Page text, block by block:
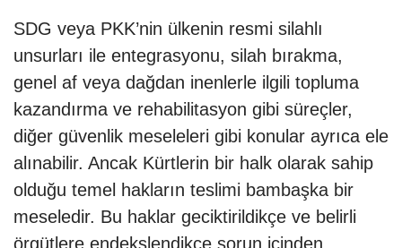
SDG veya PKK’nin ülkenin resmi silahlı
unsurları ile entegrasyonu, silah bırakma,
genel af veya dağdan inenlerle ilgili topluma
kazandırma ve rehabilitasyon gibi süreçler,
diğer güvenlik meseleleri gibi konular ayrıca ele
alınabilir. Ancak Kürtlerin bir halk olarak sahip
olduğu temel hakların teslimi bambaşka bir
meseledir. Bu haklar geciktirildikçe ve belirli
örgütlere endekslendikçe sorun içinden